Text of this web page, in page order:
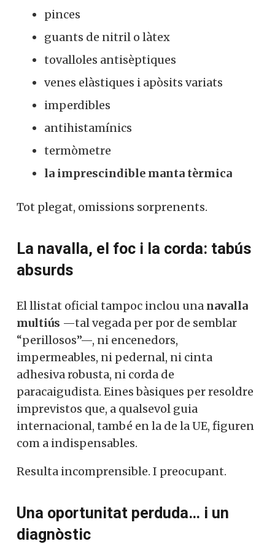
pinces
guants de nitril o làtex
tovalloles antisèptiques
venes elàstiques i apòsits variats
imperdibles
antihistamínics
termòmetre
la imprescindible manta tèrmica
Tot plegat, omissions sorprenents.
La navalla, el foc i la corda: tabús
absurds
El llistat oficial tampoc inclou una navalla
multiús —tal vegada per por de semblar
“perillosos”—, ni encenedors,
impermeables, ni pedernal, ni cinta
adhesiva robusta, ni corda de
paracaigudista. Eines bàsiques per resoldre
imprevistos que, a qualsevol guia
internacional, també en la de la UE, figuren
com a indispensables.
Resulta incomprensible. I preocupant.
Una oportunitat perduda… i un
diagnòstic